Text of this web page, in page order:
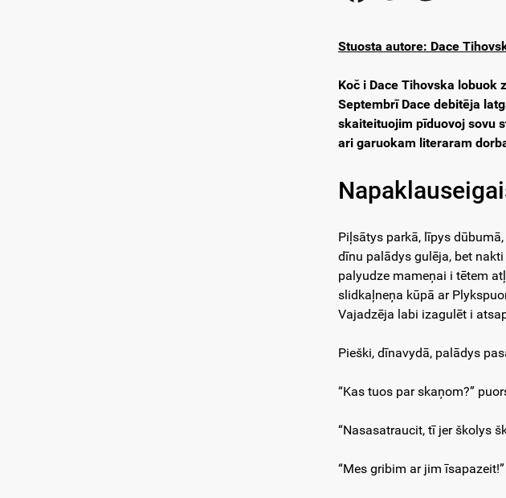
Stuosta autore: Dace
Koč i Dace Tihovska
Septembrī Dace debitēja
skaiteituojim pīduovoj sovu
ari garuokam literaram
Piļsātys parkā, līpys
dīnu palādys gulēja, bet
palyudze mameņai i tētem
slidkaļneņa kūpā ar
Vajadzēja labi izagulēt i
Pieški, dīnavydā, palādys
“Kas tuos par skaņom?”
“Nasasatraucit, tī jer školys
“Mes gribim ar jim